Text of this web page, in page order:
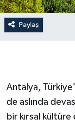
Paylaş
Antalya,
de aslında
bir kırsal